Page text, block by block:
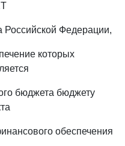
Российской Федерации,
которых
бюджета бюджету
обеспечения